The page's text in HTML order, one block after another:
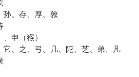
、存、厚、敦
申（猴）
、之、弓、几、陀、芝、弟、凡